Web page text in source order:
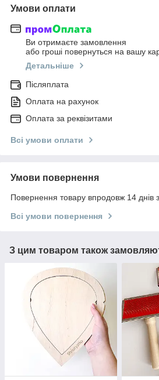
Умови оплати
Ви отримаєте замовлення
або гроші повернуться на вашу
Детальніше
Післяплата
Оплата на рахунок
Оплата за реквізитами
Всі умови оплати
Умови повернення
Повернення товару впродовж 14 днів
Всі умови повернення
З цим товаром також